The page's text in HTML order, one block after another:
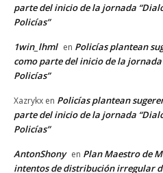
parte del inicio de la jornada
Policías”
1win_lhml en Policías plantean
como parte del inicio de la
Policías”
Xazrykx en Policías plantean
parte del inicio de la jornada
Policías”
AntonShony en Plan Maestro de
intentos de distribución irregular